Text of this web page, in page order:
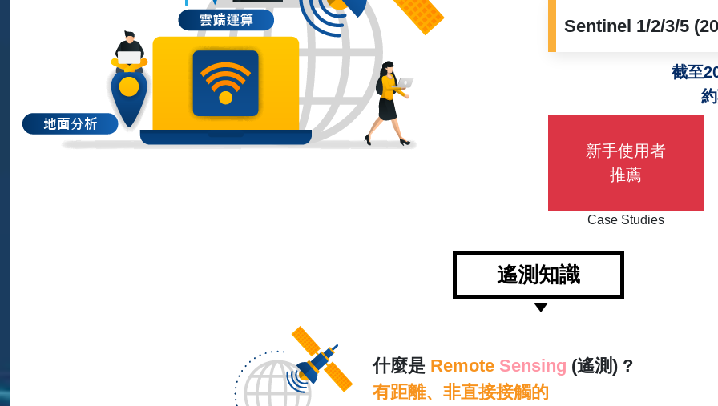
Sentinel 1/2/3/5
截至
新手使用者
推薦
Case Studies
遙測知識
什麼是 Remote Sensing (遙測) ?
有距離、非直接接觸的